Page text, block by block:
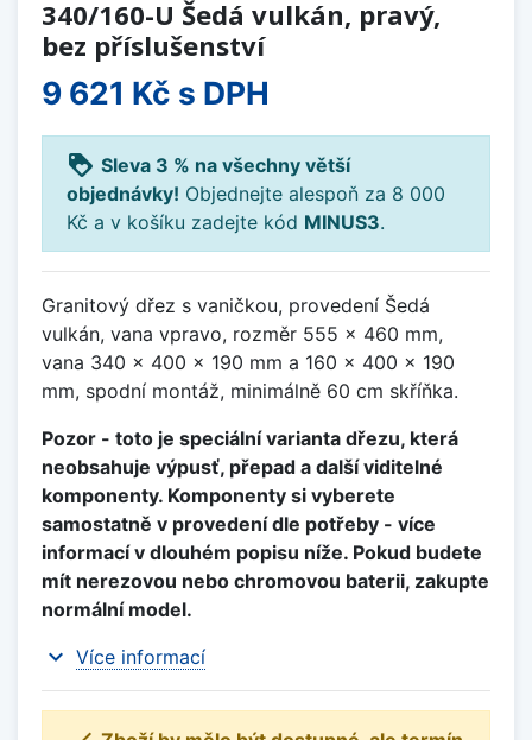
340/160-U Šedá vulkán, pravý,
bez příslušenství
9 621 Kč s DPH
loyalty Sleva 3 % na všechny větší
objednávky! Objednejte alespoň za 8 000
Kč a v košíku zadejte kód MINUS3.
Granitový dřez s vaničkou, provedení Šedá
vulkán, vana vpravo, rozměr 555 x 460 mm,
vana 340 x 400 x 190 mm a 160 x 400 x 190
mm, spodní montáž, minimálně 60 cm skříňka.
Pozor - toto je speciální varianta dřezu, která
neobsahuje výpusť, přepad a další viditelné
komponenty. Komponenty si vyberete
samostatně v provedení dle potřeby - více
informací v dlouhém popisu níže. Pokud budete
mít nerezovou nebo chromovou baterii, zakupte
normální model.
expand_more Více informací